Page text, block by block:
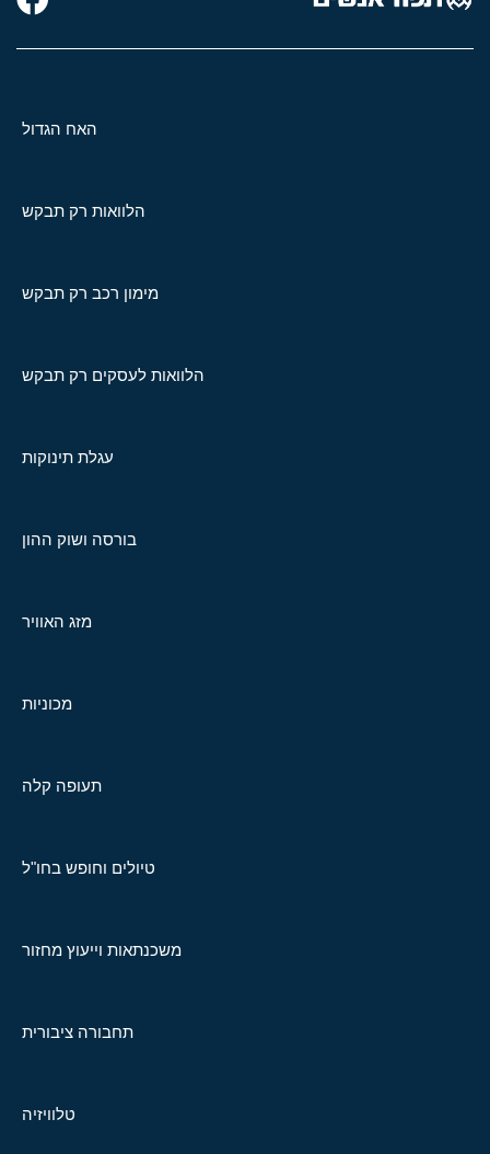
האח הגדול
הלוואות רק תבקש
מימון רכב רק תבקש
הלוואות לעסקים רק תבקש
עגלת תינוקות
בורסה ושוק ההון
מזג האוויר
מכוניות
תעופה קלה
טיולים וחופש בחו"ל
משכנתאות וייעוץ מחזור
תחבורה ציבורית
טלוויזיה